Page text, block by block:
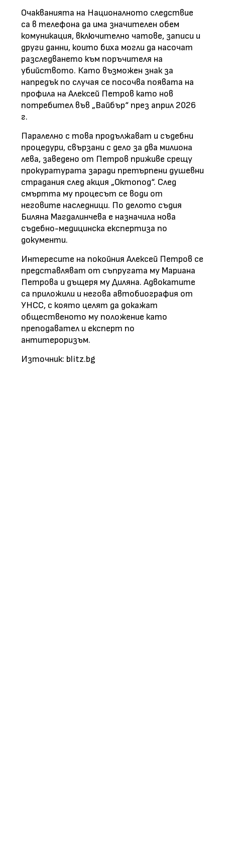
Очакванията на Националното следствие
са в телефона да има значителен обем
комуникация, включително чатове, записи и
други данни, които биха могли да насочат
разследването към поръчителя на
убийството. Като възможен знак за
напредък по случая се посочва появата на
профила на Алексей Петров като нов
потребител във „Вайбър“ през април 2026
г.
Паралелно с това продължават и съдебни
процедури, свързани с дело за два милиона
лева, заведено от Петров приживе срещу
прокуратурата заради претърпени душевни
страдания след акция „Октопод“. След
смъртта му процесът се води от
неговите наследници. По делото съдия
Биляна Магдалинчева е назначила нова
съдебно-медицинска експертиза по
документи.
Интересите на покойния Алексей Петров се
представляват от съпругата му Мариана
Петрова и дъщеря му Диляна. Адвокатите
са приложили и негова автобиография от
УНСС, с която целят да докажат
общественото му положение като
преподавател и експерт по
антитероризъм.
Източник: blitz.bg